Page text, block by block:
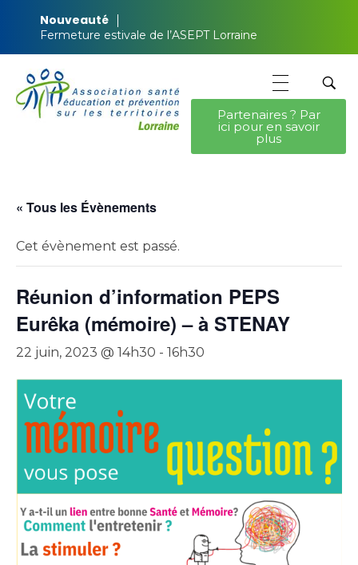
Nouveauté
Fermeture estivale de l’ASEPT Lorraine
Partenaires ? Par
ici pour en savoir
plus
« Tous les Évènements
Cet évènement est passé.
Réunion d’information PEPS
Eurêka (mémoire) – à STENAY
22 juin, 2023 @ 14h30 - 16h30